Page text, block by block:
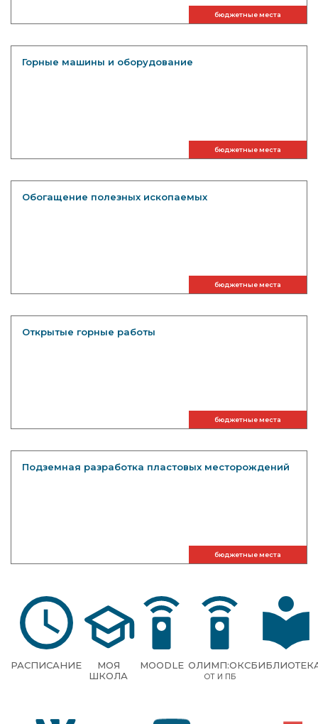
бюджетные места
Горные машины и оборудование
бюджетные места
Обогащение полезных ископаемых
бюджетные места
Открытые горные работы
бюджетные места
Подземная разработка пластовых месторождений
бюджетные места
РАСПИСАНИЕ
МОЯ
ШКОЛА
MOODLE ОЛИМП:ОКС
ОТ И ПБ